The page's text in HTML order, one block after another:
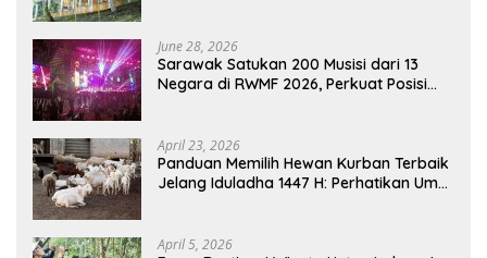
June 28, 2026
Sarawak Satukan 200 Musisi dari 13
Negara di RWMF 2026, Perkuat Posisi
April 23, 2026
Panduan Memilih Hewan Kurban Terbaik
Jelang Iduladha 1447 H: Perhatikan Umur
April 5, 2026